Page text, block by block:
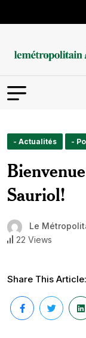
- Actualités -
Sauriol!
Le
22 Views
Share This Article: